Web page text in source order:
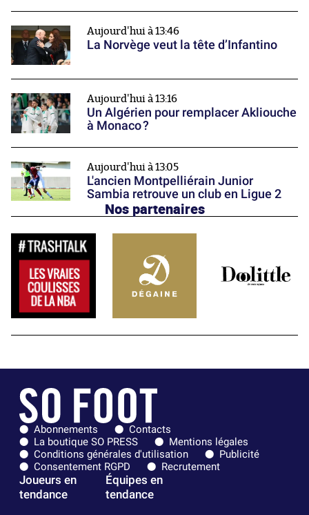
Aujourd'hui à 13:46
La Norvège veut la tête d’Infantino
Aujourd'hui à 13:16
Un Algérien pour remplacer Akliouche
à Monaco ?
Aujourd'hui à 13:05
L'ancien Montpelliérain Junior
Sambia retrouve un club en Ligue 2
Nos partenaires
Abonnements
Contacts
La boutique SO PRESS
Mentions légales
Conditions générales d'utilisation
Publicité
Consentement RGPD
Recrutement
Joueurs en
tendance
Équipes en
tendance